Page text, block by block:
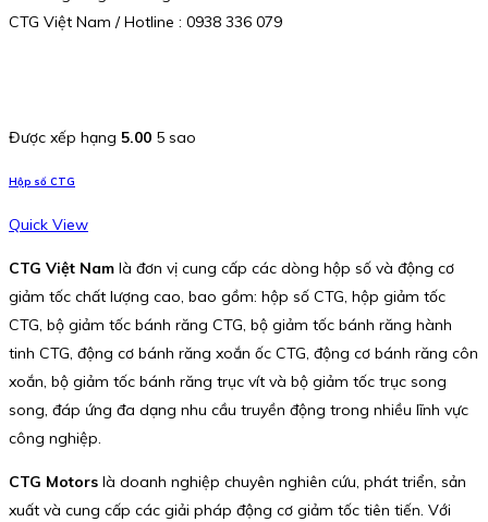
CTG Việt Nam / Hotline : 0938 336 079
Được xếp hạng 5.00 5 sao
Hộp số CTG
Quick View
CTG Việt Nam là đơn vị cung cấp các dòng hộp số và động cơ
giảm tốc chất lượng cao, bao gồm: hộp số CTG, hộp giảm tốc
CTG, bộ giảm tốc bánh răng CTG, bộ giảm tốc bánh răng hành
tinh CTG, động cơ bánh răng xoắn ốc CTG, động cơ bánh răng côn
xoắn, bộ giảm tốc bánh răng trục vít và bộ giảm tốc trục song
song, đáp ứng đa dạng nhu cầu truyền động trong nhiều lĩnh vực
công nghiệp.
CTG Motors là doanh nghiệp chuyên nghiên cứu, phát triển, sản
xuất và cung cấp các giải pháp động cơ giảm tốc tiên tiến. Với